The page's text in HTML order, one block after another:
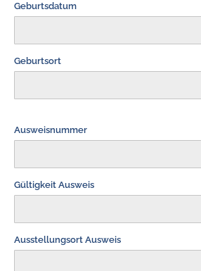
Geburtsdatum
Geburtsort
Ausweisnummer
Gültigkeit Ausweis
Ausstellungsort Ausweis